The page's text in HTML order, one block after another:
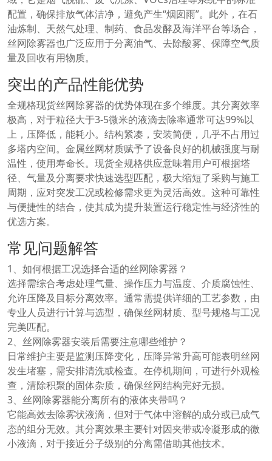
配置，确保排放气体洁净，避免产生“烟囱雨”。此外，在石
油炼制、天然气处理、制药、食品发酵及海洋平台等场合，
丝网除雾器也广泛应用于分离油气、去除酸雾、保障空气质
量及回收有用物质。
突出的产品性能优势
全规格现货丝网除雾器的优势体现在多个维度。其分离效率
极高，对于粒径大于3-5微米的液滴去除率通常可达99%以
上，压降低，能耗小。结构紧凑，安装简便，几乎不占用过
多塔内空间。金属丝网材质赋予了设备良好的机械强度与耐
温性，使用寿命长。现货全规格供应意味着用户可根据塔
径、气量及分离要求快速选型匹配，极大缩短了采购与施工
周期，应对突发工况或检修需求更为灵活高效。这种可靠性
与便捷性的结合，使其成为提升装置运行稳定性与经济性的
优选方案。
常见问题解答
1、如何根据工况选择合适的丝网除雾器？
选择需综合考虑处理气量、操作压力与温度、介质腐蚀性、
允许压降及目标分离效率。通常需提供详细的工艺参数，由
专业人员进行计算与选型，确保丝网材质、型号规格与工况
完美匹配。
2、丝网除雾器安装后需要注意哪些维护？
日常维护主要是监测压降变化，压降异常升高可能表明丝网
发生堵塞，需安排清洗或检查。在停机期间，可进行外观检
查，清除积聚的固体杂质，确保丝网结构完好无损。
3、丝网除雾器能分离所有的液体夹带吗？
它能高效去除雾状液滴，但对于气体中溶解的成分或已成气
态的组分无效。其分离效果主要针对因夹带或冷凝形成的微
小液滴，对于接近分子级别的分离需借助其他技术。